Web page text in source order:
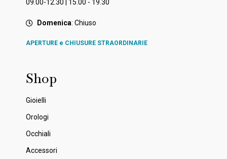
09.00-12.30 | 15.00 - 19.30
Domenica: Chiuso
APERTURE e CHIUSURE STRAORDINARIE
Shop
Gioielli
Orologi
Occhiali
Accessori